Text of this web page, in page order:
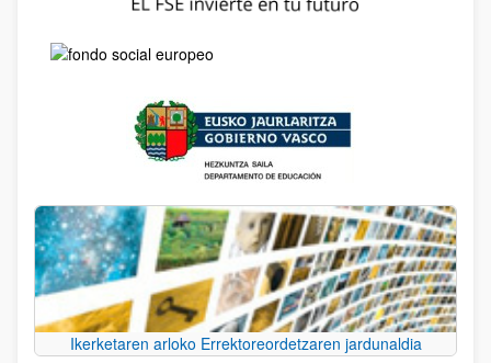
Ikerketaren arloko Errektoreordetzaren jardunaldia